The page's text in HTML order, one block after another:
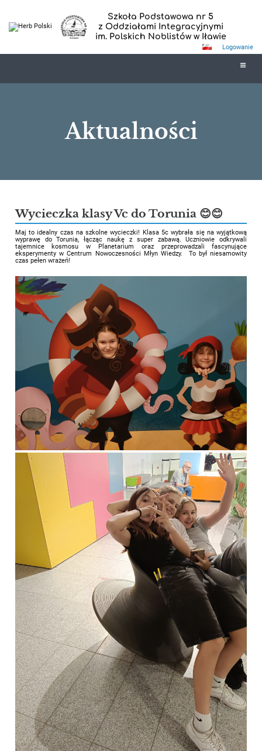
Szkoła Podstawowa nr 5
z Oddziałami Integracyjnymi
im. Polskich Noblistów w Iławie
Logowanie
Aktualności
Wycieczka klasy Vc do Torunia 😊😊
Maj to idealny czas na szkolne wycieczki! Klasa 5c wybrała się na wyjątkową
wyprawę do Torunia, łącząc naukę z super zabawą. Uczniowie odkrywali
tajemnice kosmosu w Planetarium oraz przeprowadzali fascynujące
eksperymenty w Centrum Nowoczesności Młyn Wiedzy. To był niesamowity
czas pełen wrażeń!